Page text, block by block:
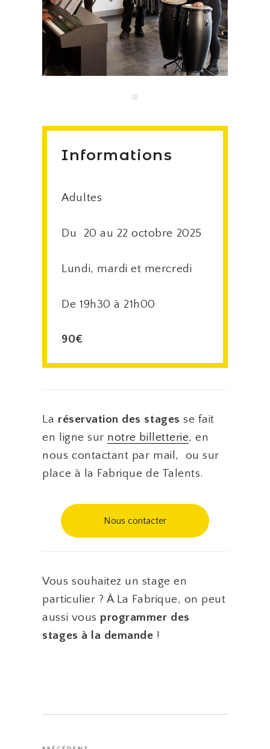
Informations
Adultes
Du 20 au 22 octobre 2025
Lundi, mardi et mercredi
De 19h30 à 21h00
90€
La réservation des stages se fait
en ligne sur notre billetterie, en
nous contactant par mail, ou sur
place à la Fabrique de Talents.
Nous contacter
Vous souhaitez un stage en
particulier ? À La Fabrique, on peut
aussi vous programmer des
stages à la demande !
Navigation